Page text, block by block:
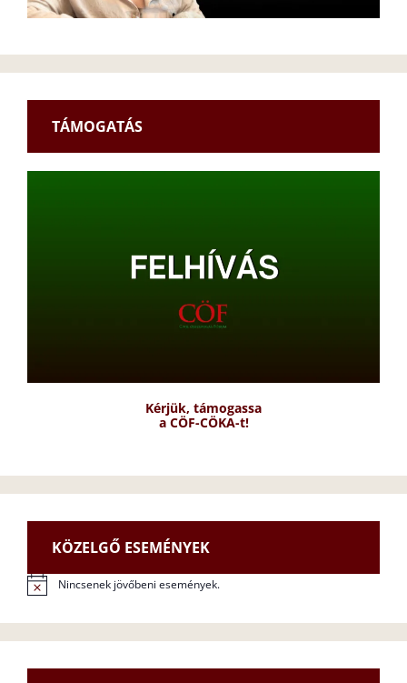
TÁMOGATÁS
Kérjük, támogassa
a CÖF-CÖKA-t!
KÖZELGŐ ESEMÉNYEK
N
t
Nincsenek jövőbeni események.